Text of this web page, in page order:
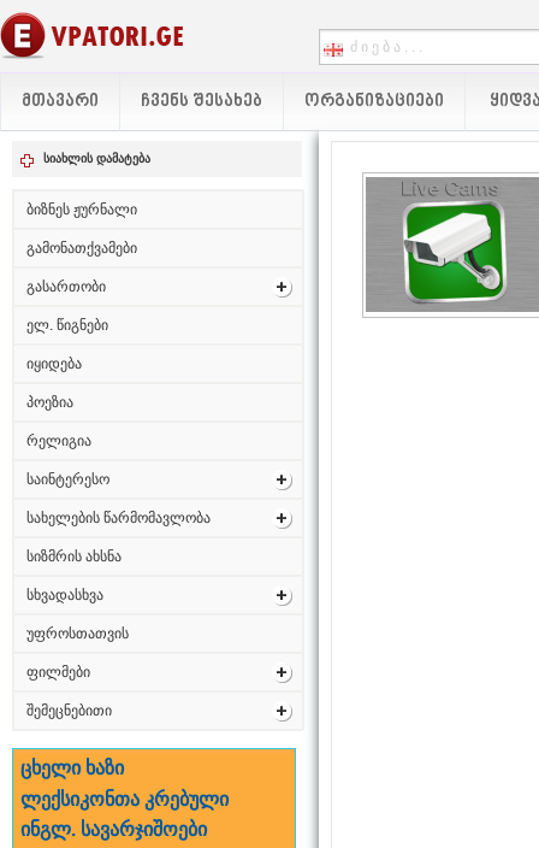
ᲛᲗᲐᲕᲐᲠᲘ ᲩᲕᲔᲜᲡ ᲨᲔᲡᲐᲮᲔᲑ ᲝᲠᲒᲐᲜᲘᲖᲐᲪᲘᲔᲑᲘ
სიახლის დამატება
ბიზნეს ჟურნალი
გამონათქვამები
გასართობი
ელ. წიგნები
იყიდება
პოეზია
რელიგია
საინტერესო
სახელების წარმომავლობა
სიზმრის ახსნა
სხვადასხვა
უფროსთათვის
ფილმები
შემეცნებითი
ცხელი ხაზი
ლექსიკონთა კრებული
ინგლ. სავარჯიშოები